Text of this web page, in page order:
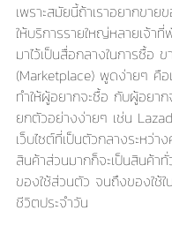
เพราะสมัยนี้ถ้าเราอยากขาย
ให้บริการรายใหญ่หลายเจ้า
มาไว้เป็นสื่อกลางในการซื้อ
(Marketplace) พูดง่ายๆ คือ
ทำให้ผู้อยากจะซื้อ กับผู้อยาก
ยกตัวอย่างง่ายๆ เช่น
เว็บไซต์ที่เป็นตัวกลางระหว่
สินค้าส่วนมากก็จะเป็นสินค้า
ของใช้ส่วนตัว จนถึงของใช้ใ
ชีวิตประจำวัน